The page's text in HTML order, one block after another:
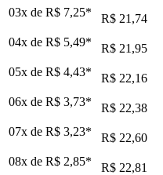
03x de R$ 7,25*
R$ 21,74
04x de R$ 5,49*
R$ 21,95
05x de R$ 4,43*
R$ 22,16
06x de R$ 3,73*
R$ 22,38
07x de R$ 3,23*
R$ 22,60
08x de R$ 2,85*
R$ 22,81